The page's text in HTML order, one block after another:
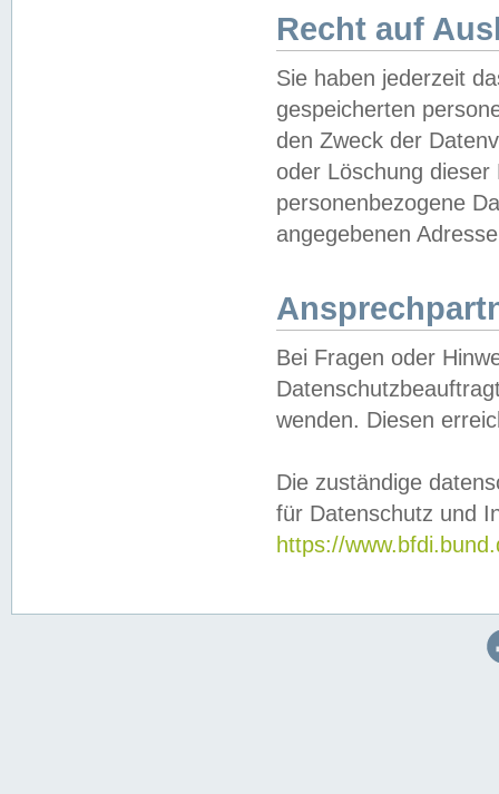
Recht auf
Sie haben jederzeit
gespeicherten
den Zweck der
oder Löschung
personenbezogene
angegebenen
Bei Fragen oder
wenden. Diesen
Die zuständige
für Datenschutz und
https://